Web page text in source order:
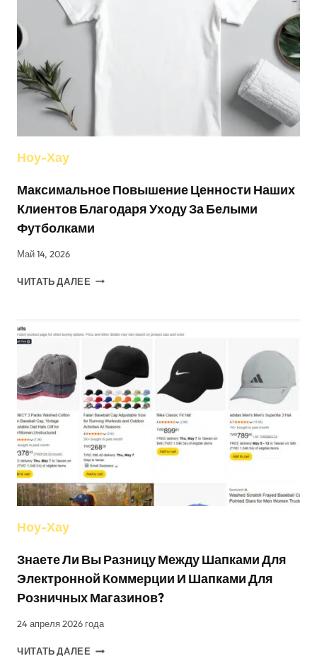
-
ЭТО
ПЕРЕМЕНА
ОДЕЖДЕ
Ноу-Хау
Максимальное Повышение Ценности Наших
Клиентов Благодаря Уходу За Белыми
Футболками
Май 14, 2026
ЧИТАТЬ ДАЛЕЕ МАКСИМАЛЬНОЕ
КЛИЕНТОВ
БЛАГОДАРЯ
УХОДУ
ЗА
БЕЛЫМИ
ФУТБОЛКАМИ
Ноу-Хау
Знаете Ли Вы Разницу Между Шапками Для
Электронной Коммерции И Шапками Для
Розничных Магазинов?
24 апреля 2026 года
ЧИТАТЬ ДАЛЕЕ ЗНАЕТЕ